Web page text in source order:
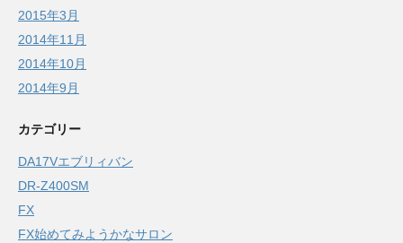
2015年3月
2014年11月
2014年10月
2014年9月
カテゴリー
DA17Vエブリィバン
DR-Z400SM
FX
FX始めてみようかなサロン